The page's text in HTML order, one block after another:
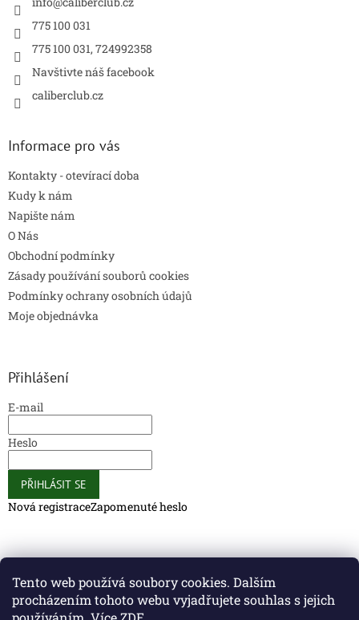
Tento web používá soubory cookies. Dalším
procházením tohoto webu vyjadřujete souhlas s jejich
775 100 031
775 100 031, 724992358
Navštivte náš facebook
caliberclub.cz
Informace pro vás
Kontakty - otevírací doba
Kudy k nám
Napište nám
O Nás
Obchodní podmínky
Zásady používání souborů cookies
Podmínky ochrany osobních údajů
Moje objednávka
Přihlášení
E-mail
Heslo
PŘIHLÁSIT SE
Nová registraceZapomenuté heslo